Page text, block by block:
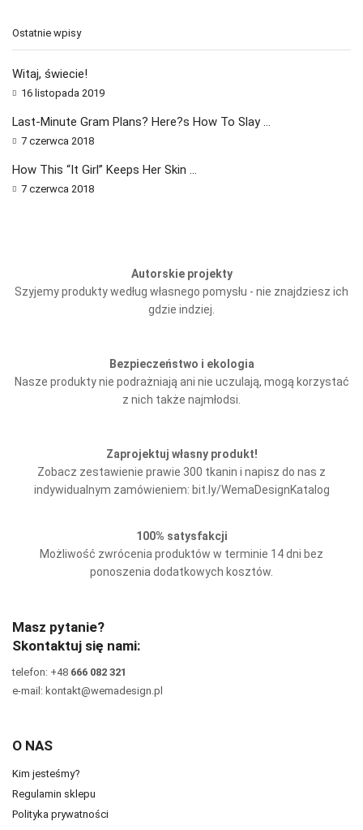
Ostatnie wpisy
Witaj, świecie!
16 listopada 2019
Last-Minute Gram Plans? Here?s How To Slay ...
7 czerwca 2018
How This “It Girl” Keeps Her Skin ...
7 czerwca 2018
Autorskie projekty
Szyjemy produkty według własnego pomysłu - nie znajdziesz ich
gdzie indziej.
Bezpieczeństwo i ekologia
Nasze produkty nie podrażniają ani nie uczulają, mogą korzystać
z nich także najmłodsi.
Zaprojektuj własny produkt!
Zobacz zestawienie prawie 300 tkanin i napisz do nas z
indywidualnym zamówieniem: bit.ly/WemaDesignKatalog
100% satysfakcji
Możliwość zwrócenia produktów w terminie 14 dni bez
ponoszenia dodatkowych kosztów.
Masz pytanie?
Skontaktuj się nami:
telefon: +48 666 082 321
e-mail: kontakt@wemadesign.pl
O NAS
Kim jesteśmy?
Regulamin sklepu
Polityka prywatności